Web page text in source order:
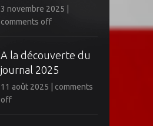
3 novembre 2025
comments off
A la découverte du
journal 2025
11 août 2025
comments
off